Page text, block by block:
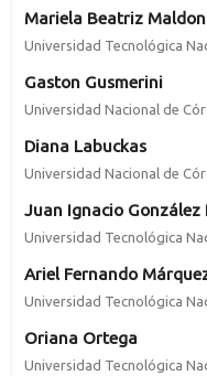
Mariela Beatriz
Universidad Tecnológica
Gaston Gusmerini
Universidad Nacional de
Diana Labuckas
Universidad Nacional de
Juan Ignacio González
Universidad Tecnológica
Ariel Fernando
Universidad Tecnológica
Oriana Ortega
Universidad Tecnológica